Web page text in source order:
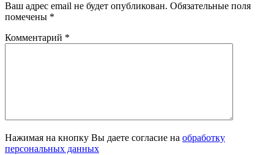
Ваш адрес email не будет опубликован. Обязательные поля
помечены *
Комментарий *
Нажимая на кнопку Вы даете согласие на обработку
персональных данных